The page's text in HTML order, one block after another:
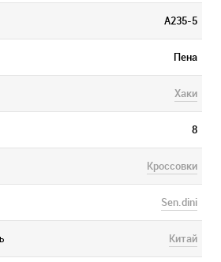
A235-5
Пена
Хаки
8
Кроссовки
Sen.dini
Китай